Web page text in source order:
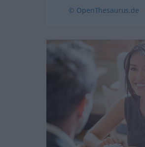
© OpenThesaurus.de